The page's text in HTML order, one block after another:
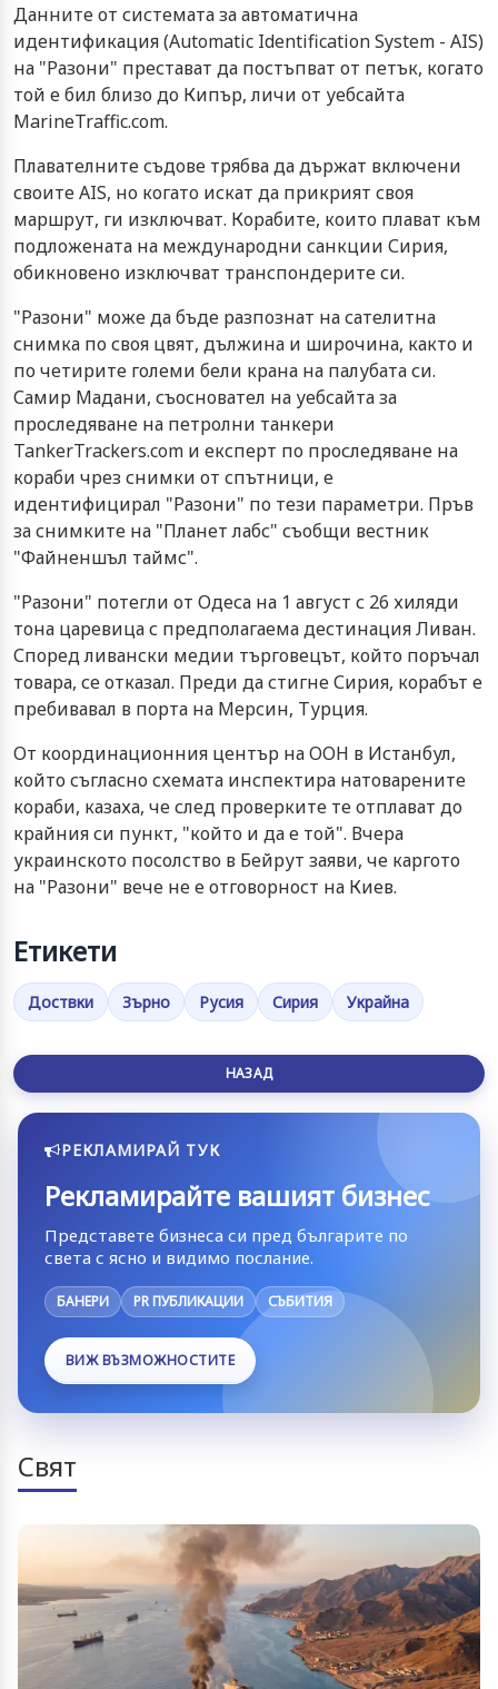
Данните от системата за автоматична
идентификация (Automatic Identification System - AIS)
на "Разони" престават да постъпват от петък, когато
той е бил близо до Кипър, личи от уебсайта
MarineTraffic.com.
Плавателните съдове трябва да държат включени
своите AIS, но когато искат да прикрият своя
маршрут, ги изключват. Корабите, които плават към
подложената на международни санкции Сирия,
обикновено изключват транспондерите си.
"Разони" може да бъде разпознат на сателитна
снимка по своя цвят, дължина и широчина, както и
по четирите големи бели крана на палубата си.
Самир Мадани, съосновател на уебсайта за
проследяване на петролни танкери
TankerTrackers.com и експерт по проследяване на
кораби чрез снимки от спътници, е
идентифицирал "Разони" по тези параметри. Пръв
за снимките на "Планет лабс" съобщи вестник
"Файненшъл таймс".
"Разони" потегли от Одеса на 1 август с 26 хиляди
тона царевица с предполагаема дестинация Ливан.
Според ливански медии търговецът, който поръчал
товара, се отказал. Преди да стигне Сирия, корабът е
пребивавал в порта на Мерсин, Турция.
От координационния център на ООН в Истанбул,
който съгласно схемата инспектира натоварените
кораби, казаха, че след проверките те отплават до
крайния си пункт, "който и да е той". Вчера
украинското посолство в Бейрут заяви, че каргото
на "Разони" вече не е отговорност на Киев.
Етикети
Доствки Зърно Русия Сирия Украйна
НАЗАД
РЕКЛАМИРАЙ ТУК
Рекламирайте вашият бизнес
Представете бизнеса си пред българите по
света с ясно и видимо послание.
БАНЕРИ PR ПУБЛИКАЦИИ СЪБИТИЯ
ВИЖ ВЪЗМОЖНОСТИТЕ
Свят